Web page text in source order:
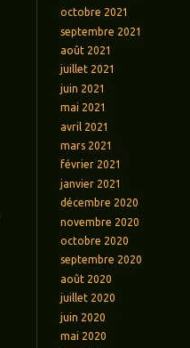
octobre 2021
septembre 2021
août 2021
juillet 2021
juin 2021
mai 2021
avril 2021
mars 2021
février 2021
janvier 2021
décembre 2020
novembre 2020
octobre 2020
septembre 2020
août 2020
juillet 2020
juin 2020
mai 2020